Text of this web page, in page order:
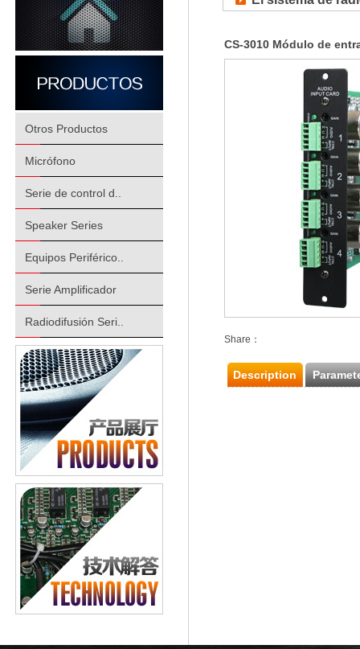
Otros Productos
Micrófono
Serie de control d..
Speaker Series
Equipos Periférico..
Serie Amplificador
Radiodifusión Seri..
CS-3010 Módulo de
Share：
Description